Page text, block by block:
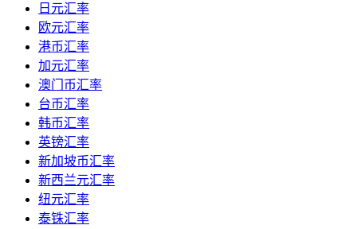
日元汇率
欧元汇率
港币汇率
加元汇率
澳门币汇率
台币汇率
韩币汇率
英镑汇率
新加坡币汇率
新西兰元汇率
纽元汇率
泰铢汇率